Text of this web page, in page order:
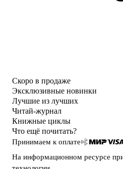
Скоро в продаже
Эксклюзивные новинки
Лучшие из лучших
Читай-журнал
Книжные циклы
Что ещё почитать?
Принимаем к оплате
На информационном ресурсе